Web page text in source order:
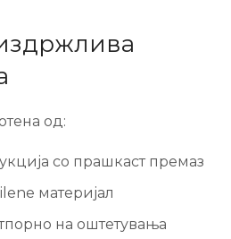
од:
со прашкаст премаз
материјал
на оштетувања